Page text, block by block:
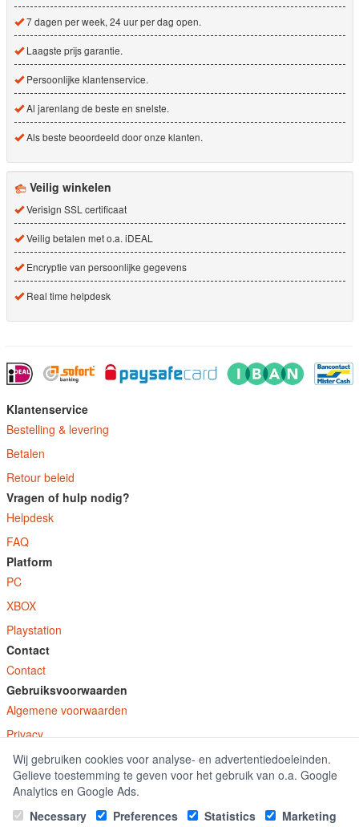
7 dagen per week, 24 uur per dag open.
Laagste prijs garantie.
Persoonlijke klantenservice.
Al jarenlang de beste en snelste.
Als beste beoordeeld door onze klanten.
Veilig winkelen
Verisign SSL certificaat
Veilig betalen met o.a. iDEAL
Encryptie van persoonlijke gegevens
Real time helpdesk
Klantenservice
Bestelling & levering
Betalen
Retour beleid
Vragen of hulp nodig?
Helpdesk
FAQ
Platform
PC
XBOX
Playstation
Contact
Contact
Gebruiksvoorwaarden
Algemene voorwaarden
Privacy
© E-Keys B.V. 2026
GamekeyDiscounter.nl is onderdeel van E-Keys B.V. geregistreerd onder kamer
van koophandel nummer 150771.
Wij gebruiken cookies voor analyse- en advertentiedoeleinden.
Gelieve toestemming te geven voor het gebruik van o.a. Google
Analytics en Google Ads.
Necessary
Preferences Statistics Marketing